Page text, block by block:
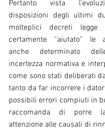
Pertanto vista
disposizioni degli ultimi
molteplici decreti legge
certamente “aiutato” le
anche determinato
incertezza normativa e
come sono stati deliberati
tanto da far incorrere i
possibili errori compiuti in
raccomanda di porre
attenzione alle causali di